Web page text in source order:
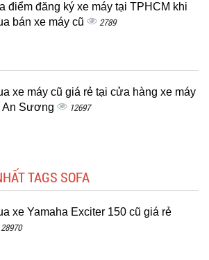
điểm đăng ký xe máy tại TPHCM khi
bán xe máy cũ
2789
xe máy cũ giá rẻ tại cửa hàng xe máy
An Sương
12697
TAGS SOFA
xe Yamaha Exciter 150 cũ giá rẻ
28970